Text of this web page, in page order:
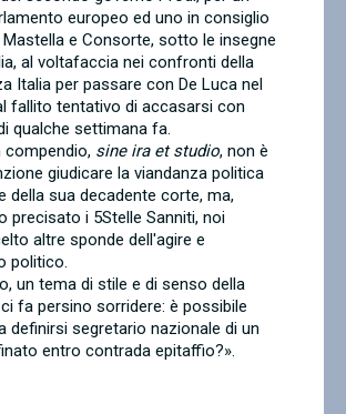
europeo ed uno in consiglio
e Consorte, sotto le insegne
al voltafaccia nei confronti della
Italia per passare con De Luca nel
fallito tentativo di accasarsi con
qualche settimana fa.
compendio, sine ira et studio, non è
giudicare la viandanza politica
della sua decadente corte, ma,
precisato i 5Stelle Sanniti, noi
altre sponde dell'agire e
politico.
un tema di stile e di senso della
fa persino sorridere: è possibile
definirsi segretario nazionale di un
entro contrada epitaffio?».